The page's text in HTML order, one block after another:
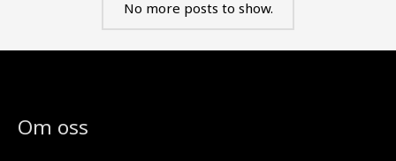
No more posts to show.
Om oss